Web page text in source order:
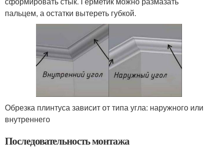
пальцем, а остатки вытереть губкой.
Обрезка плинтуса зависит от типа угла: наружного или
внутреннего
Последовательность монтажа